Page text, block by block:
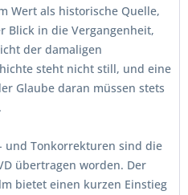
Wert als historische Quelle,
Blick in die Vergangenheit,
der damaligen
steht nicht still, und eine
Glaube daran müssen stets
und Tonkorrekturen sind die
übertragen worden. Der
bietet einen kurzen Einstieg